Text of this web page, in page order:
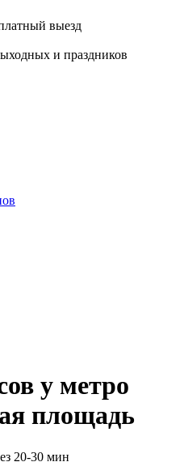
выезд
и праздников
у метро
площадь
20-30 мин